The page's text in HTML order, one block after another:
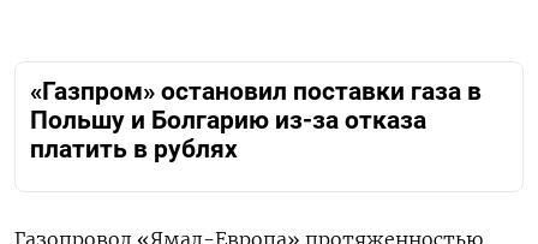
«Газпром» остановил поставки газа в
Польшу и Болгарию из-за отказа
платить в рублях
Газопровод «Ямал-Европа» протяженностью